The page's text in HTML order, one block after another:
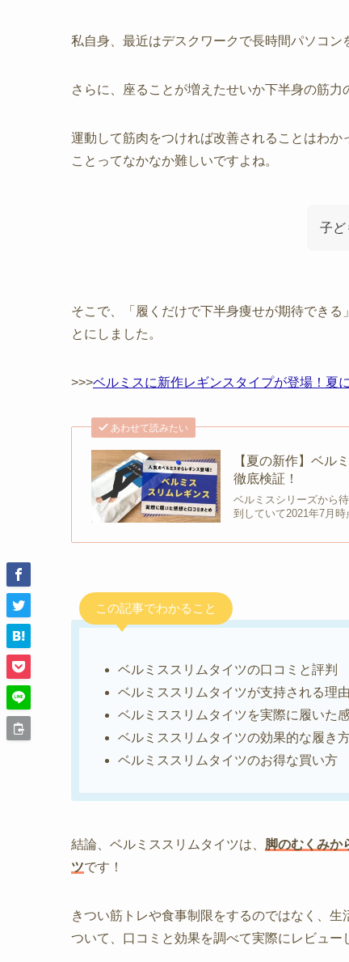
私自身、最近はデスクワークで長時間パソコン
さらに、座ることが増えたせいか下半身の筋力
運動して筋肉をつければ改善されることはわ
ことってなかなか難しいですよね。
子ど
そこで、「履くだけで下半身痩せが期待できる
とにしました。
>>>ベルミスに新作レギンスタイプが登場！夏
あわせて読みたい
【夏の新作】ベル
徹底検証！
ベルミスシリーズから
到していて2021年7月
この記事でわかること
ベルミススリムタイツの口コミと評判
ベルミススリムタイツが支持される理由
ベルミススリムタイツを実際に履いた
ベルミススリムタイツの効果的な履き
ベルミススリムタイツのお得な買い方
結論、ベルミススリムタイツは、 脚のむくみか
ツです！
きつい筋トレや食事制限をするのではなく、
ついて、口コミと効果を調べて実際にレビュー